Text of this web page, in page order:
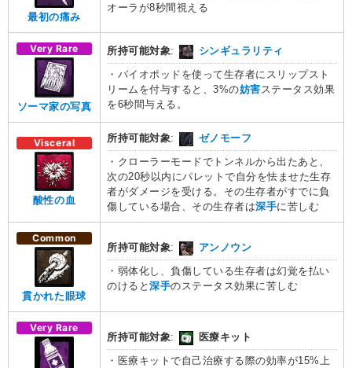
最初の痛み
オーラが8秒間視える
Very Rare
ソーマ家の写真
所持可能対象:
シンギュラリティ
・バイオポッドを使って生存者にスリップスト
リームを付与すると、3%の妨害 ステータス効果
を6秒間与える。
Visceral
酸性の血
所持可能対象:
ゼノモーフ
・クローラーモードでトンネルから出たあと、
次の20秒以内にパレットで自分を怯ませた生存
者がダメージを受ける。その生存者がすでに負
傷している場合、その生存者は深手に苦しむ
Common
貫かれた眼球
所持可能対象:
アンノウン
・弱体化し、負傷している生存者は幻覚を払い
のけると深手のステータス効果に苦しむ
Very Rare
所持可能対象:
医療キット
・医療キットで自己治療する際の効率が15%上